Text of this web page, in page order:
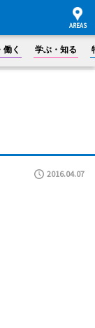
働く 学ぶ・知る
2016.04.07